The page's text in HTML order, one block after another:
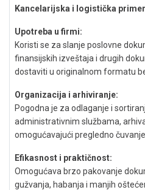
Kancelarijska i logistička
Upotreba u firmi:
Koristi se za slanje poslovne
finansijskih izveštaja i drugih
dostaviti u originalnom formatu
Organizacija i arhiviranje:
Pogodna je za odlaganje i
administrativnim službama,
omogućavajući pregledno
Efikasnost i praktičnost:
Omogućava brzo pakovanje
gužvanja, habanja i manjih